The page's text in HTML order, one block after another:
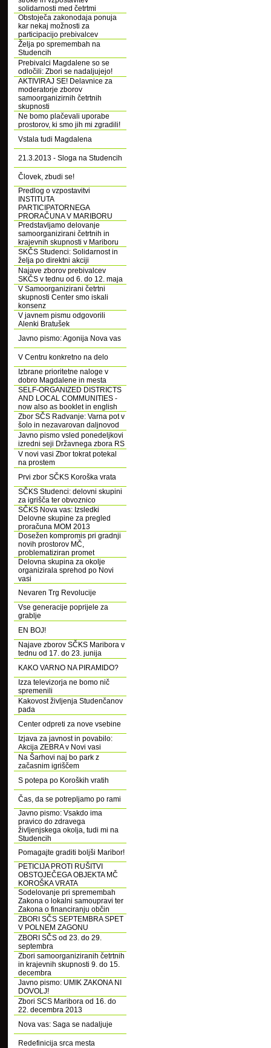
solidarnosti med četrtmi
Obstoječa zakonodaja ponuja
kar nekaj možnosti za
participacijo prebivalcev
Želja po spremembah na
Studencih
Prebivalci Magdalene so se
odločili: Zbori se nadaljujejo!
AKTIVIRAJ SE! Delavnice za
moderatorje zborov
samoorganizirnih četrtnih
skupnosti
Ne bomo plačevali uporabe
prostorov, ki smo jih mi zgradili!
Vstala tudi Magdalena
21.3.2013 - Sloga na Studencih
Človek, zbudi se!
Predlog o vzpostavitvi
INSTITUTA
PARTICIPATORNEGA
PRORAČUNA V MARIBORU
Predstavljamo delovanje
samoorganizirani četrtnih in
krajevnih skupnosti v Mariboru
SKČS Studenci: Solidarnost in
želja po direktni akciji
Najave zborov prebivalcev
SKČS v tednu od 6. do 12. maja
V Samoorganizirani četrtni
skupnosti Center smo iskali
konsenz
V javnem pismu odgovorili
Alenki Bratušek
Javno pismo: Agonija Nova vas
V Centru konkretno na delo
Izbrane prioritetne naloge v
dobro Magdalene in mesta
SELF-ORGANIZED DISTRICTS
AND LOCAL COMMUNITIES -
now also as booklet in english
Zbor SČS Radvanje: Varna pot v
šolo in nezavarovan daljnovod
Javno pismo vsled ponedeljkovi
izredni seji Državnega zbora RS
V novi vasi Zbor tokrat potekal
na prostem
Prvi zbor SČKS Koroška vrata
SČKS Studenci: delovni skupini
za igrišča ter obvoznico
SČKS Nova vas: Izsledki
Delovne skupine za pregled
proračuna MOM 2013
Dosežen kompromis pri gradnji
novih prostorov MČ,
problematiziran promet
Delovna skupina za okolje
organizirala sprehod po Novi
vasi
Nevaren Trg Revolucije
Vse generacije poprijele za
grablje
EN BOJ!
Najave zborov SČKS Maribora v
tednu od 17. do 23. junija
KAKO VARNO NA PIRAMIDO?
Izza televizorja ne bomo nič
spremenili
Kakovost življenja Studenčanov
pada
Center odpreti za nove vsebine
Izjava za javnost in povabilo:
Akcija ZEBRA v Novi vasi
Na Šarhovi naj bo park z
začasnim igriščem
S potepa po Koroških vratih
Čas, da se potrepljamo po rami
Javno pismo: Vsakdo ima
pravico do zdravega
življenjskega okolja, tudi mi na
Studencih
Pomagajte graditi boljši Maribor!
PETICIJA PROTI RUŠITVI
OBSTOJEČEGA OBJEKTA MČ
KOROŠKA VRATA
Sodelovanje pri spremembah
Zakona o lokalni samoupravi ter
Zakona o financiranju občin
ZBORI SČS SEPTEMBRA SPET
V POLNEM ZAGONU
ZBORI SČS od 23. do 29.
septembra
Zbori samoorganiziranih četrtnih
in krajevnih skupnosti 9. do 15.
decembra
Javno pismo: UMIK ZAKONA NI
DOVOLJ!
Zbori SCS Maribora od 16. do
22. decembra 2013
Nova vas: Saga se nadaljuje
Redefinicija srca mesta